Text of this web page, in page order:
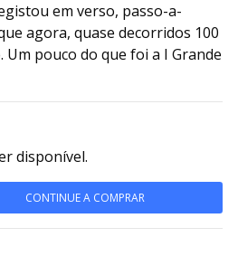
em verso, passo-a-
agora, quase decorridos 100
pouco do que foi a I Grande
disponível.
CONTINUE A COMPRAR